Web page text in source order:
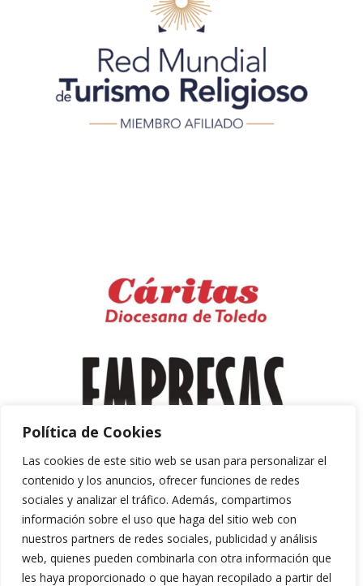
Política de Cookies
Las cookies de este sitio web se usan para personalizar el
contenido y los anuncios, ofrecer funciones de redes
sociales y analizar el tráfico. Además, compartimos
información sobre el uso que haga del sitio web con
nuestros partners de redes sociales, publicidad y análisis
web, quienes pueden combinarla con otra información que
les haya proporcionado o que hayan recopilado a partir del